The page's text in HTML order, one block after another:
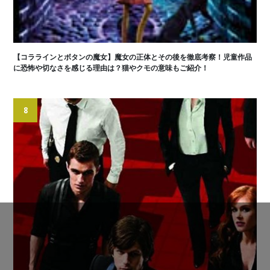
【コララインとボタンの魔女】魔女の正体とその後を徹底考察！児童作品
に恐怖や切なさを感じる理由は？猫やクモの意味もご紹介！
8